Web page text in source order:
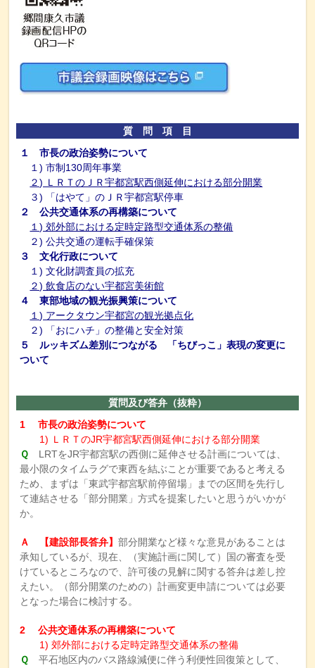
質 問 項 目
１ 市長の政治姿勢について
１) 市制130周年事業
２) ＬＲＴのＪＲ宇都宮駅西側延伸における部分開業
３) 「はやて」のＪＲ宇都宮駅停車
２ 公共交通体系の再構築について
１) 郊外部における定時定路型交通体系の整備
２) 公共交通の運転手確保策
３ 文化行政について
１) 文化財調査員の拡充
２) 飲食店のない宇都宮美術館
４ 東部地域の観光振興策について
１) アークタウン宇都宮の観光拠点化
２) 「おにハチ」の整備と安全対策
５ ルッキズム差別につながる 「ちびっこ」表現の変更に
ついて
質問及び答弁（抜粋）
1 市長の政治姿勢について
1) ＬＲＴのJR宇都宮駅西側延伸における部分開業
Ｑ LRTをJR宇都宮駅の西側に延伸させる計画については、
最小限のタイムラグで東西を結ぶことが重要であると考える
ため、まずは「東武宇都宮駅前停留場」までの区間を先行し
て連結させる「部分開業」方式を提案したいと思うがいかが
か。
Ａ 【建設部長答弁】部分開業など様々な意見があることは
承知しているが、現在、（実施計画に関して）国の審査を受
けているところなので、許可後の見解に関する答弁は差し控
えたい。（部分開業のための）計画変更申請については必要
となった場合に検討する。
2 公共交通体系の再構築について
1) 郊外部における定時定路型交通体系の整備
Ｑ平石地区内のバス路線減便に伴う利便性回復策として、